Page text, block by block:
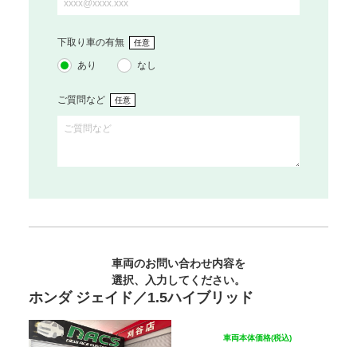
下取り車の有無 任意
あり なし
ご質問など 任意
車両のお問い合わせ内容を
選択、入力してください。
ホンダ ジェイド／1.5ハイブリッド
車両本体価格(税込)